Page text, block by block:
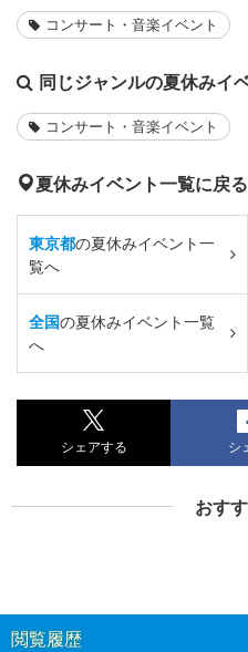
コンサート・音楽イベント
同じジャンルの夏休みイ
コンサート・音楽イベント
夏休みイベント一覧に戻る
東京都の夏休みイベント一
覧へ
全国の夏休みイベント一覧
へ
シェアする シ
おす
閲覧履歴